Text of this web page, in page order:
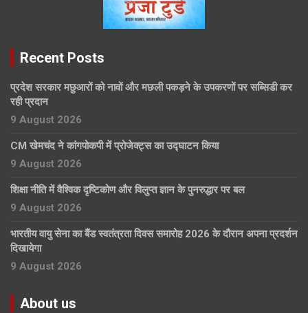
Recent Posts
प्रदेश सरकार मछुआरों को नावों और मछली पकड़ने के उपकरणों पर सब्सिडी कर
रही प्रदान
9 August 2026
CM खेमचंद ने कांगपोकपी में प्रोजेक्ट्स का उद्घाटन किया
9 August 2026
शिक्षा नीति में वैश्विक दृष्टिकोण और विलुप्त ज्ञान के पुनरुद्धार पर बल
9 August 2026
भारतीय वायु सेना का बैंड स्वतंत्रता दिवस समारोह 2026 के दौरान अपना प्रदर्शन
दिखायेगा
9 August 2026
About us